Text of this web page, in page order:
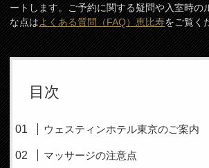
ートします。ご予約に関する疑問や入室時の
な点はよくある質問（FAQ）恵比寿をご覧く
目次
ウェスティンホテル東京のご案内
マッサージの注意点